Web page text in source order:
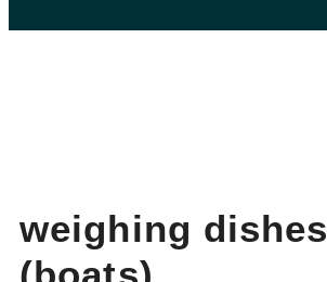
weighing dishes